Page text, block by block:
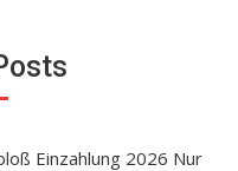
Einzahlung 2026 Nur